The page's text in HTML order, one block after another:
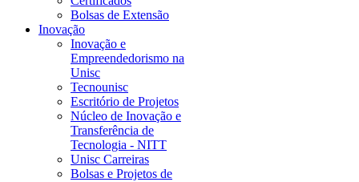
Bolsas de Extensão
Inovação
Inovação e
Empreendedorismo na
Unisc
Tecnounisc
Escritório de Projetos
Núcleo de Inovação e
Transferência de
Tecnologia - NITT
Unisc Carreiras
Bolsas e Projetos de